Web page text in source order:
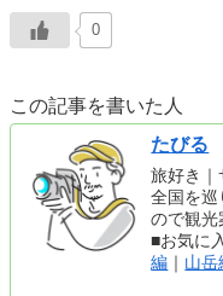
0
この記事を書いた人
たびる
旅好き｜
全国を巡
ので観光
■お気に
編 ｜ 山岳